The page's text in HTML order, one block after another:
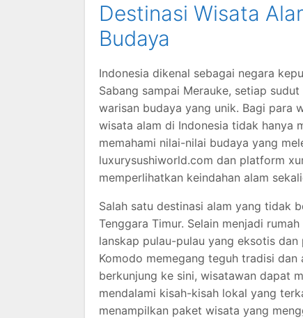
Destinasi Wisata
Budaya
Indonesia dikenal sebagai negara
Sabang sampai Merauke, setiap
warisan budaya yang unik. Bagi para
wisata alam di Indonesia tidak hanya
memahami nilai-nilai budaya yang
luxurysushiworld.com dan platform
memperlihatkan keindahan alam
Salah satu destinasi alam yang tidak
Tenggara Timur. Selain menjadi
lanskap pulau-pulau yang eksotis
Komodo memegang teguh tradisi
berkunjung ke sini, wisatawan dapat
mendalami kisah-kisah lokal yang
menampilkan paket wisata yang